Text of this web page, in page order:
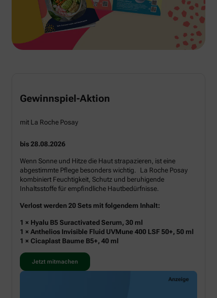
Gewinnspiel-Aktion
mit La Roche Posay
bis 28.08.2026
Wenn Sonne und Hitze die Haut strapazieren, ist eine
abgestimmte Pflege besonders wichtig. La Roche Posay
kombiniert Feuchtigkeit, Schutz und beruhigende
Inhaltsstoffe für empfindliche Hautbedürfnisse.
Verlost werden 20 Sets mit folgendem Inhalt:
1 × Hyalu B5 Suractivated Serum, 30 ml
1 × Anthelios Invisible Fluid UVMune 400 LSF 50+, 50 ml
1 × Cicaplast Baume B5+, 40 ml
Jetzt mitmachen